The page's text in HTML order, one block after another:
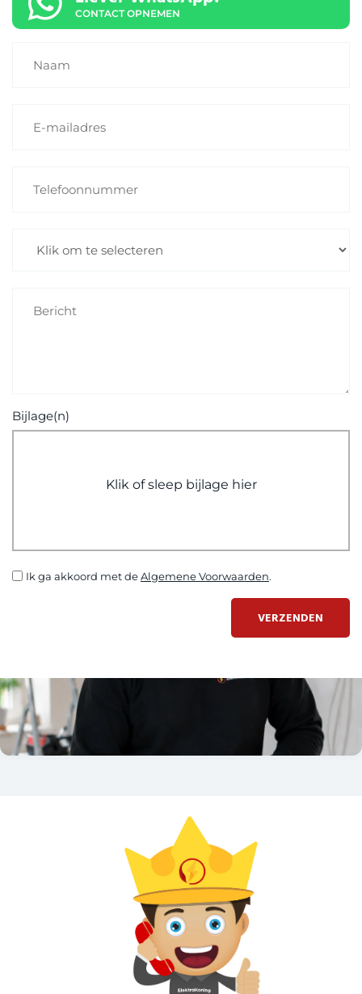
CONTACT OPNEMEN
Bijlage(n)
Klik of sleep bijlage hier
Ik ga akkoord met deAlgemene Voorwaarden.
VERZENDEN